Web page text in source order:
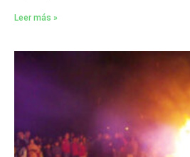
Leer más »